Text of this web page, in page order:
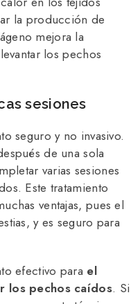
la producción de
mejora la
los pechos
sesiones
seguro y no invasivo.
de una sola
varias sesiones
Este tratamiento
ventajas, pues el
y es seguro para
efectivo para el
los pechos caídos. Si